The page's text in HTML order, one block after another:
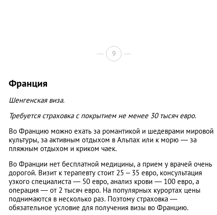
9
Франция
Шенгенская виза.
Требуется страховка с покрытием не менее 30 тысяч евро.
Во Францию можно ехать за романтикой и шедеврами мировой
культуры, за активным отдыхом в Альпах или к морю — за
пляжным отдыхом и криком чаек.
Во Франции нет бесплатной медицины, а прием у врачей очень
дорогой. Визит к терапевту стоит 25 – 35 евро, консультация
узкого специалиста — 50 евро, анализ крови — 100 евро, а
операция — от 2 тысяч евро. На популярных курортах цены
поднимаются в несколько раз. Поэтому страховка —
обязательное условие для получения визы во Францию.